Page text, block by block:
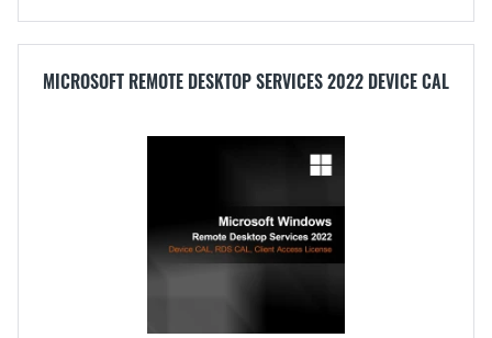
MICROSOFT REMOTE DESKTOP SERVICES 2022 DEVICE CAL